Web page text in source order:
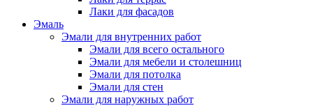
Лаки для фасадов
Эмаль
Эмали для внутренних работ
Эмали для всего остального
Эмали для мебели и столешниц
Эмали для потолка
Эмали для стен
Эмали для наружных работ